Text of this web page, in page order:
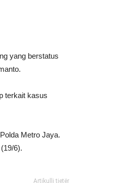
yang berstatus
terkait kasus
Metro Jaya.
6).
Artikulli tjetër